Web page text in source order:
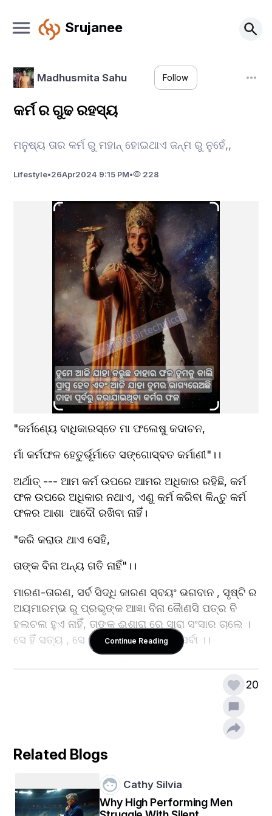
Srujanee
Madhusmita Sahu Follow
କର୍ମ ର ଗୁଢ ରହସ୍ୟ
ମନୁଷ୍ୟ ତାର କର୍ମ ରୁ ମହାନ୍ ହୋଇଥାଏ ଜନ୍ମ ରୁ ନୁହେଁ,,
Lifestyle•26Apr2024 9:15 PM• 228
"କର୍ମଣ୍ୟେ ବାଧିକାରସ୍ତେ ମା ଫଲେଷୁ କଦାଚନ,
ମାଁ କର୍ମଫଳ ହେତୁର୍ଭୂର୍ମାତେ ସଙ୍ଗୋସ୍ବତ କର୍ମାଣୀ"।।
ଅର୍ଥାତ୍ --- ଆମ କର୍ମ ଉପରେ ଆମର ଅଧିକାର ରହିଛି, କର୍ମ
ଫଳ ଉପରେ ଅଧିକାର ନଥାଏ, ଏଣୁ କର୍ମ କରିବା କିନ୍ତୁ କର୍ମ
ଫଳର ଆଶା  ଆଦୌ ରଖିବା ନାହିଁ।
"କରି କରାଉ ଥାଏ ସେହି,
ତାଙ୍କ ବିନା ଅନ୍ୟ ଗତି ନାହିଁ"।।
ମାରଣ-ତାରଣ, ସର୍ବ ସିଦ୍ଧି କାରଣ ସ୍ବୟଂ ଭଗବାନ , ସୃଷ୍ଟି ର
ଅୟମାରମ୍ଭ ରୁ ପ୍ରଭୃଙ୍କ ଆଜ୍ଞା ବିନା କୋୖଣସି ପତ୍ର ବି
ହଲଚଲ ହୁଏ ନାହିଁ, ତାଙ୍କ ଈଶାରା ରେ ସାରା ସଂସାର ଚାଲେ ।
ସେ ହିଁ ସତ୍ୟ , ସେ ହିଁ କର୍ମ, ସେ ହିଁ ସେ ସର୍ବେସର୍ବା ।।
କର,କାରଣ ଆସକ୍ତିରହିତ କର୍ମ ର ଫଳରେ ପରମାତ୍ମା ଙ୍କୁ
ପ୍ରାପ୍ତ ହୋଇଯାଏ।
Continue Reading
20
Related Blogs
Cathy Silvia
Why High Performing Men